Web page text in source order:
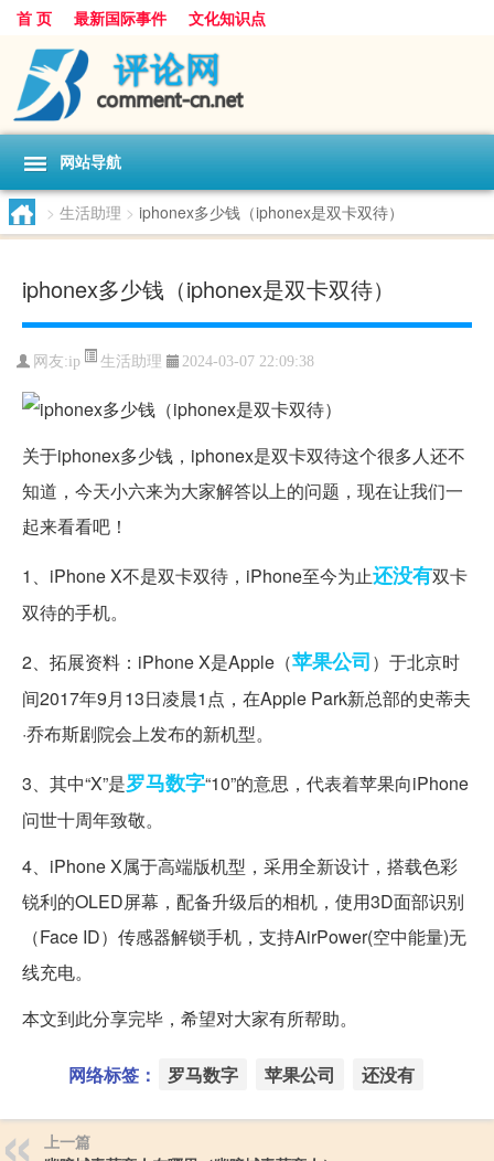
首 页 最新国际事件 文化知识点
网站导航
> 生活助理 > iphonex多少钱（iphonex是双卡双待）
iphonex多少钱（iphonex是双卡双待）
网友:ip 生活助理 2024-03-07 22:09:38
关于iphonex多少钱，iphonex是双卡双待这个很多人还不
知道，今天小六来为大家解答以上的问题，现在让我们一
起来看看吧！
1、iPhone X不是双卡双待，iPhone至今为止还没有双卡
双待的手机。
2、拓展资料：iPhone X是Apple（苹果公司）于北京时
间2017年9月13日凌晨1点，在Apple Park新总部的史蒂夫
·乔布斯剧院会上发布的新机型。
3、其中“X”是罗马数字“10”的意思，代表着苹果向iPhone
问世十周年致敬。
4、iPhone X属于高端版机型，采用全新设计，搭载色彩
锐利的OLED屏幕，配备升级后的相机，使用3D面部识别
（Face ID）传感器解锁手机，支持AirPower(空中能量)无
线充电。
本文到此分享完毕，希望对大家有所帮助。
网络标签： 罗马数字 苹果公司 还没有
上一篇